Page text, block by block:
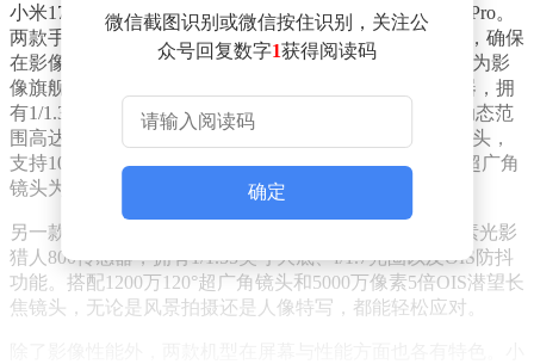
小米17T系列包含两款机型，分别是小米17T与小米17T Pro。
两款手机均搭载了联发科芯片，并标配了徕卡影像系统，确保
在影像性能上达到行业领先水平。其中，小米17T Pro作为影
像旗舰机型，主摄采用了5000万像素光影猎人950传感器，拥
有1/1.31英寸大底、f/1.67光圈以及OIS防抖功能，原生动态范
围高达13.5EV。长焦镜头则配备了5000万像素5倍OIS镜头，
支持10倍无损变焦、120倍AI超分以及30cm微距拍摄；超广角
镜头为1200万像素，满足用户多场景拍摄需求。
另一款机型小米17T同样表现出色。其主摄为5000万像素光影
猎人800传感器，拥有1/1.55英寸大底、f/1.7光圈以及OIS防抖
功能。搭配1200万120°超广角镜头和5000万像素5倍OIS潜望长
焦镜头，无论是风景拍摄还是人像特写，都能轻松应对。
微信截图识别或微信按住识别，关注公
众号回复数字1获得阅读码
确定